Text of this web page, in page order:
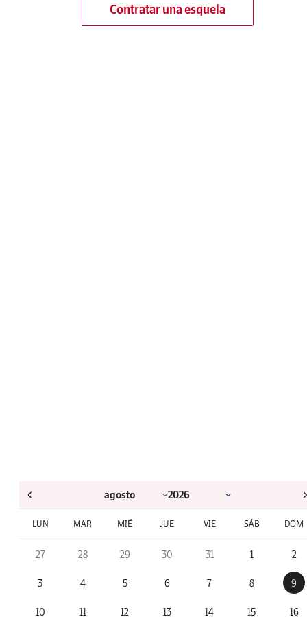
Contratar una esquela
LUN MAR MIÉ JUE VIE SÁB DOM
27 28 29 30 31 1 2
3 4 5 6 7 8 9
10 11 12 13 14 15 16